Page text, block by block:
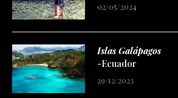
02/05/2024
Islas Galápagos
-Ecuador
29/12/2023